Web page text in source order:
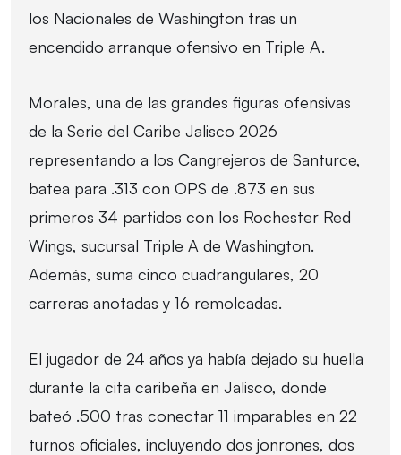
los Nacionales de Washington tras un
encendido arranque ofensivo en Triple A.
Morales, una de las grandes figuras ofensivas
de la Serie del Caribe Jalisco 2026
representando a los Cangrejeros de Santurce,
batea para .313 con OPS de .873 en sus
primeros 34 partidos con los Rochester Red
Wings, sucursal Triple A de Washington.
Además, suma cinco cuadrangulares, 20
carreras anotadas y 16 remolcadas.
El jugador de 24 años ya había dejado su huella
durante la cita caribeña en Jalisco, donde
bateó .500 tras conectar 11 imparables en 22
turnos oficiales, incluyendo dos jonrones, dos